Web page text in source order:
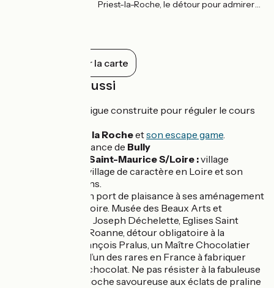
Priest-la-Roche, le détour pour admirer
Tout afficher sur la carte
À découvrir aussi
et sa digue construite pour réguler le cours
Château de la Rocheetson escape game
Port de plaisance de Bully
Saint-Jean-Saint-Maurice S/Loire :village
médiéval et village de caractère en Loire et son
pôle d'artisans.
: son port de plaisance à ses aménagement
en bord de Loire. Musée des Beaux Arts et
Archéologie Joseph Déchelette, Eglises Saint
Anne. Dans Roanne, détour obligatoire à la
boutique François Pralus, un Maître Chocolatier
d’exception, l’un des rares en France à fabriquer
son propre chocolat. Ne pas résister à la fabuleuse
Praluline, Brioche savoureuse aux éclats de praline